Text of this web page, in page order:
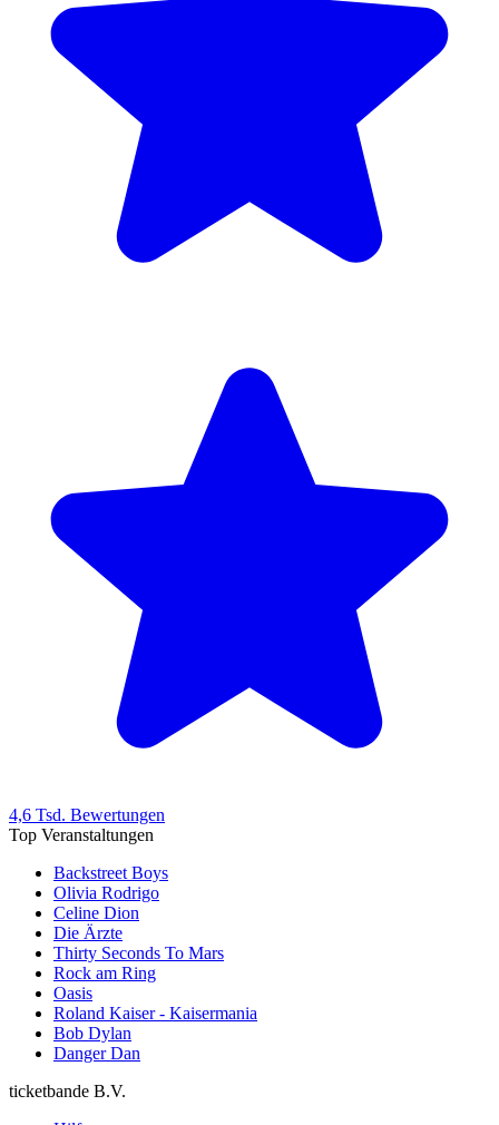
4,6 Tsd. Bewertungen
Top Veranstaltungen
Backstreet Boys
Olivia Rodrigo
Celine Dion
Die Ärzte
Thirty Seconds To Mars
Rock am Ring
Oasis
Roland Kaiser - Kaisermania
Bob Dylan
Danger Dan
ticketbande B.V.